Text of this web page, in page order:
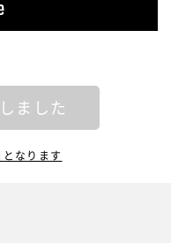
ました
なります